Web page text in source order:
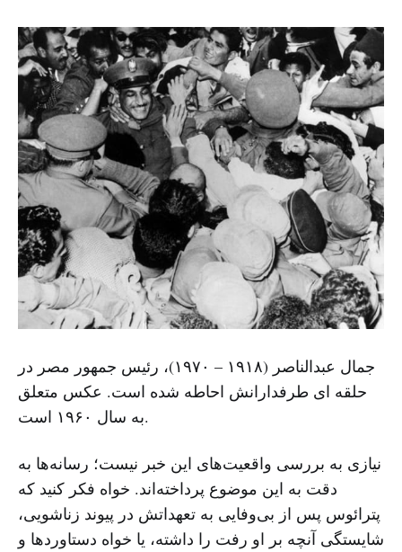
جمال عبدالناصر (۱۹۱۸ – ۱۹۷۰)، رئیس جمهور مصر در
حلقه ای طرفدارانش احاطه شده است. عکس متعلق
به سال ۱۹۶۰ است.
نیازی به بررسی واقعیت‌های این خبر نیست؛ رسانه‌ها به
دقت به این موضوع پرداخته‌اند. خواه فکر کنید که
پترائوس پس از بی‌وفایی به تعهداتش در پیوند زناشویی،
شایستگی آنچه بر او رفت را داشته، یا خواه دستاوردها و